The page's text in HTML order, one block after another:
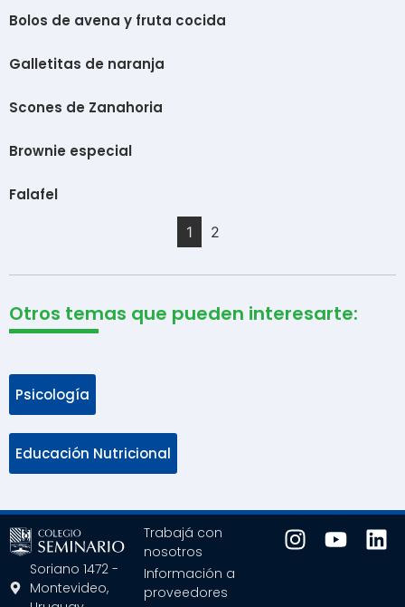
Bolos de avena y fruta cocida
Galletitas de naranja
Scones de Zanahoria
Brownie especial
Falafel
1 2
Otros temas que pueden interesarte:
Psicología
Educación Nutricional
Soriano 1472 -
Montevideo,
Trabajá con
nosotros
Información a
proveedores